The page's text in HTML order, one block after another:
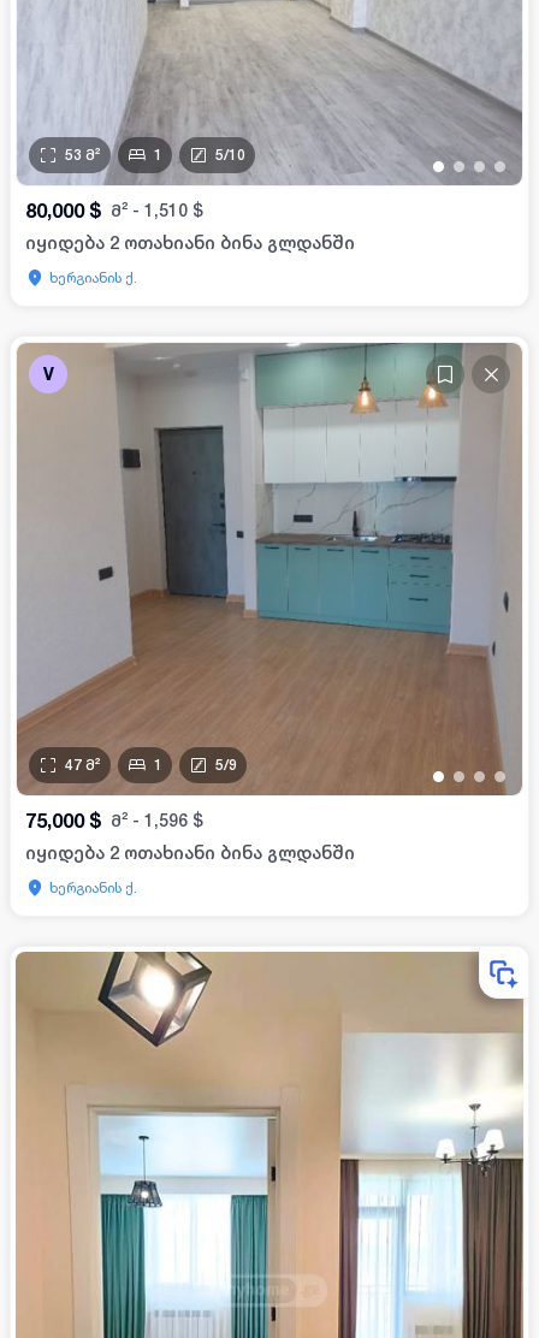
• • • •
53 მ² 1 5/10
80,000 $ მ² - 1,510 $
იყიდება 2 ოთახიანი ბინა გლდანში
ხერგიანის ქ.
V
• • • •
47 მ² 1 5/9
75,000 $ მ² - 1,596 $
იყიდება 2 ოთახიანი ბინა გლდანში
ხერგიანის ქ.